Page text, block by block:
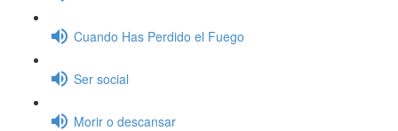
Cuando Has Perdido el Fuego
Ser social
Morir o descansar